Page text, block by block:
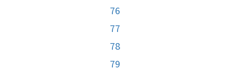
76
77
78
79